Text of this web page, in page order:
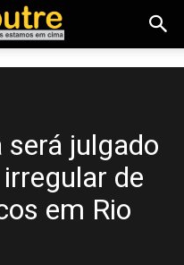
será julgado
de
em Rio